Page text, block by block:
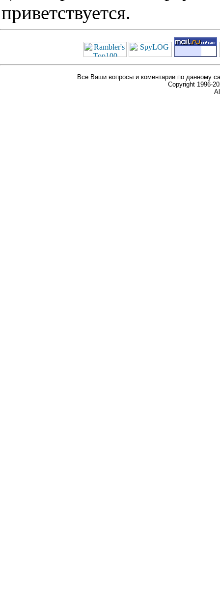
приветствуется.
Все Ваши вопросы и коментарии по данному
Copyright 1996-